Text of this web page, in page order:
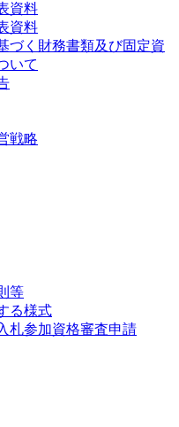
資料
資料
づく財務書類及び固定資
いて
戦略
等
る様式
札参加資格審査申請